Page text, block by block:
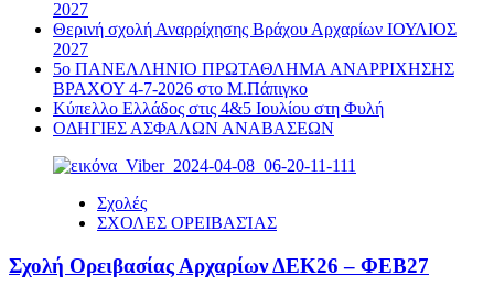
2027
Θερινή σχολή Αναρρίχησης Βράχου Αρχαρίων ΙΟΥΛΙΟΣ
2027
5ο ΠΑΝΕΛΛΗΝΙΟ ΠΡΩΤΑΘΛΗΜΑ ΑΝΑΡΡΙΧΗΣΗΣ
ΒΡΑΧΟΥ 4-7-2026 στο Μ.Πάπιγκο
Κύπελλο Ελλάδος στις 4&5 Ιουλίου στη Φυλή
ΟΔΗΓΙΕΣ ΑΣΦΑΛΩΝ ΑΝΑΒΑΣΕΩΝ
Σχολές
ΣΧΟΛΕΣ ΟΡΕΙΒΑΣΊΑΣ
Σχολή Ορειβασίας Αρχαρίων ΔΕΚ26 – ΦΕΒ27